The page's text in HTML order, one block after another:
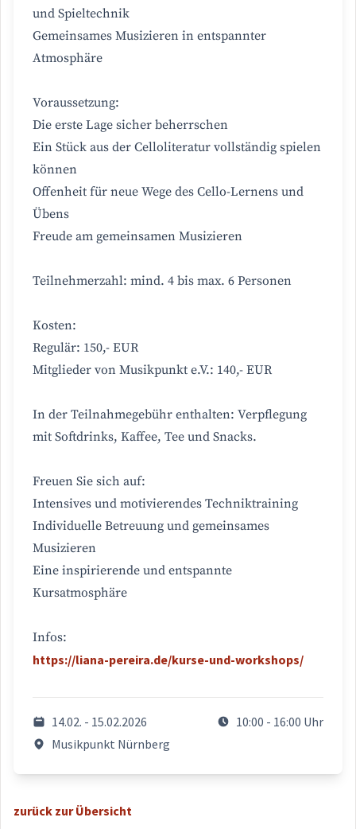
und Spieltechnik
Gemeinsames Musizieren in entspannter
Atmosphäre
Voraussetzung:
Die erste Lage sicher beherrschen
Ein Stück aus der Celloliteratur vollständig spielen
können
Offenheit für neue Wege des Cello-Lernens und
Übens
Freude am gemeinsamen Musizieren
Teilnehmerzahl: mind. 4 bis max. 6 Personen
Kosten:
Regulär: 150,- EUR
Mitglieder von Musikpunkt e.V.: 140,- EUR
In der Teilnahmegebühr enthalten: Verpflegung
mit Softdrinks, Kaffee, Tee und Snacks.
Freuen Sie sich auf:
Intensives und motivierendes Techniktraining
Individuelle Betreuung und gemeinsames
Musizieren
Eine inspirierende und entspannte
Kursatmosphäre
Infos:
https://liana-pereira.de/kurse-und-workshops/
14.02. - 15.02.2026
10:00 - 16:00 Uhr
Musikpunkt Nürnberg
zurück zur Übersicht